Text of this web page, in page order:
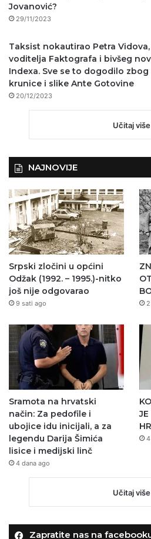
Jovanović?
29/11/2023
Taksist nokautirao Petra Vidova,
voditelja Faktografa i bivšeg
Indexa. Sve se to dogodilo zbog
krunice i slike Ante Gotovine
20/12/2023
Učitaj više
NAJNOVIJE
Srpski zločini u općini
Odžak (1992. – 1995.)-nitko
još nije odgovarao
9 sati ago
Sramota na hrvatski
način: Za pedofile i
ubojice idu inicijali, a za
legendu Darija Šimića
lisice i medijski linč
4 dana ago
JE
Učitaj više
Zapratite nas na